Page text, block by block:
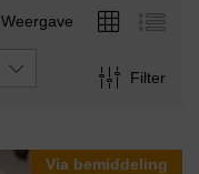
Weergave
Filter
Via bemiddeling